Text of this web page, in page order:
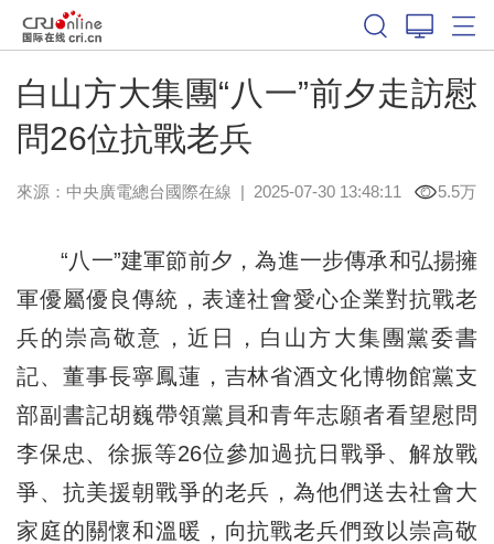
白山方大集團“八一”前夕走訪慰
問26位抗戰老兵
來源：中央廣電總台國際在線 | 2025-07-30 13:48:11 5.5万
“八一”建軍節前夕，為進一步傳承和弘揚擁
軍優屬優良傳統，表達社會愛心企業對抗戰老
兵的崇高敬意，近日，白山方大集團黨委書
記、董事長寧鳳蓮，吉林省酒文化博物館黨支
部副書記胡巍帶領黨員和青年志願者看望慰問
李保忠、徐振等26位參加過抗日戰爭、解放戰
爭、抗美援朝戰爭的老兵，為他們送去社會大
家庭的關懷和溫暖，向抗戰老兵們致以崇高敬